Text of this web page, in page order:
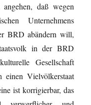
daß wegen
Unternehmens
BRD abändern will,
in der BRD
Gesellschaft
einen Vielvölkerstaat
ist korrigierbar, das